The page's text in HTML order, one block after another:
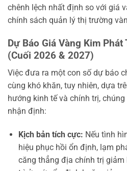
chênh lệch nhất định so với giá
chính sách quản lý thị trường
Dự Báo Giá Vàng Kim
(Cuối 2026 & 2027)
Việc đưa ra một con số dự báo
cùng khó khăn, tuy nhiên, dựa
hướng kinh tế và chính trị,
nhận định:
Kịch bản tích cực: Nếu tình
hiệu phục hồi ổn định, lạm
căng thẳng địa chính trị giảm